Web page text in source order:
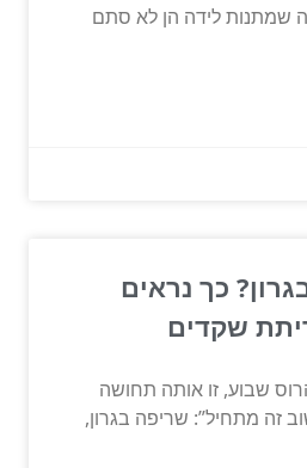
שמתנות לידה הן לא סתם
כך נראים
שקדים
שבוע, זו אותה תחושה
זה מתחיל”: שריפה בגרון,